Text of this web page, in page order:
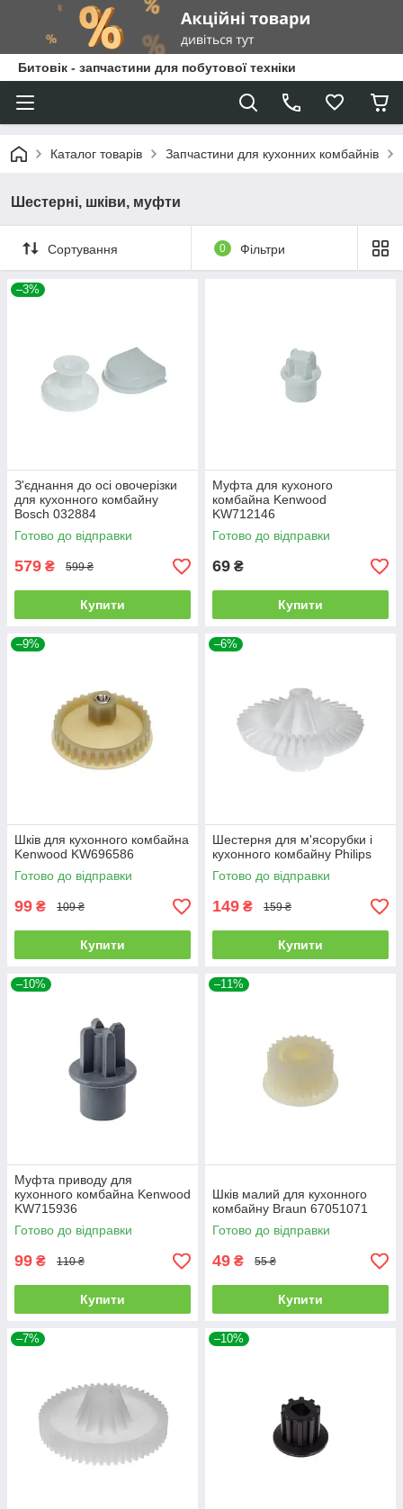
Битовік - запчастини для побутової техніки
Каталог товарів Запчастини для кухонних комбайнів
Шестерні, шківи, муфти
Сортування 0 Фільтри
–3%
З'єднання до осі овочерізки
для кухонного комбайну
Bosch 032884
Готово до відправки
579 ₴ 599 ₴
Купити
Муфта для кухоного
комбайна Kenwood
KW712146
Готово до відправки
69 ₴
Купити
–9%
Шків для кухонного комбайна
Kenwood KW696586
Готово до відправки
99 ₴ 109 ₴
Купити
–6%
Шестерня для м'ясорубки і
кухонного комбайну Philips
Готово до відправки
149 ₴ 159 ₴
Купити
–10%
Муфта приводу для
кухонного комбайна Kenwood
KW715936
Готово до відправки
99 ₴ 110 ₴
Купити
–11%
Шків малий для кухонного
комбайну Braun 67051071
Готово до відправки
49 ₴ 55 ₴
Купити
–7% –10%